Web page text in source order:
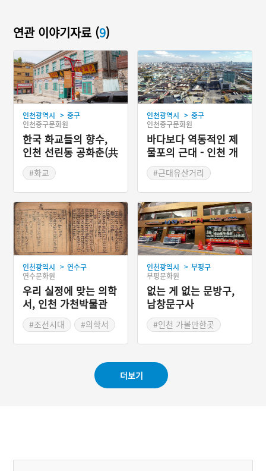
연관 이야기자료 (9)
인천광역시 > 중구
인천중구문화원
한국 화교들의 향수,
인천 선린동 공화춘(共
和春)
#화교
#인천근대역사
#인천 가볼만한곳
인천광역시 > 중구
인천중구문화원
바다보다 역동적인 제
물포의 근대 - 인천 개
항장 근대역사문화지
구#근대유산거리
#인천 가볼만한곳
인천광역시 > 연수구
연수문화원
우리 실정에 맞는 의학
서, 인천 가천박물관
소장 향약제생집성방
#조선시대
#의학서
인천광역시 > 부평구
부평문화원
없는 게 없는 문방구,
남창문구사
#인천 가볼만한곳
더보기